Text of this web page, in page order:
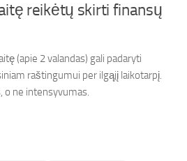
reikėtų skirti finansų
(apie 2 valandas) gali padaryti
raštingumui per ilgąjį laikotarpį.
o ne intensyvumas.